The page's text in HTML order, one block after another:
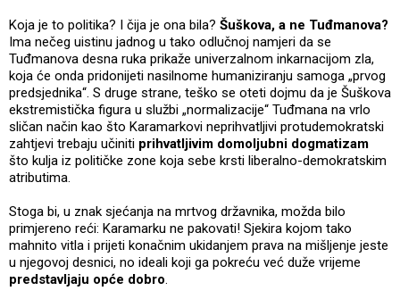
Koja je to politika? I čija je ona bila? Šuškova, a ne Tuđmanova?
Ima nečeg uistinu jadnog u tako odlučnoj namjeri da se
Tuđmanova desna ruka prikaže univerzalnom inkarnacijom zla,
koja će onda pridonijeti nasilnome humaniziranju samoga „prvog
predsjednika“. S druge strane, teško se oteti dojmu da je Šuškova
ekstremistička figura u službi „normalizacije“ Tuđmana na vrlo
sličan način kao što Karamarkovi neprihvatljivi protudemokratski
zahtjevi trebaju učiniti prihvatljivim domoljubni dogmatizam
što kulja iz političke zone koja sebe krsti liberalno-demokratskim
atributima.
Stoga bi, u znak sjećanja na mrtvog državnika, možda bilo
primjereno reći: Karamarku ne pakovati! Sjekira kojom tako
mahnito vitla i prijeti konačnim ukidanjem prava na mišljenje jeste
u njegovoj desnici, no ideali koji ga pokreću već duže vrijeme
predstavljaju opće dobro.